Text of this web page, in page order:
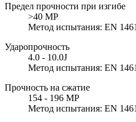
Предел прочности при изгибе
>40 MP
Метод испытания: EN
Ударопрочность
4.0 - 10.0J
Метод испытания: EN
Прочность на сжатие
154 - 196 MP
Метод испытания: EN